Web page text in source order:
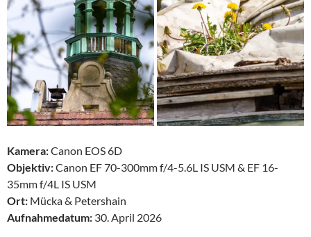
Kamera:Canon EOS 6D
Objektiv:Canon EF 70-300mm f/4-5.6L IS USM & EF 16-
35mm f/4L IS USM
Ort: Mücka & Petershain
Aufnahmedatum: 30. April 2026